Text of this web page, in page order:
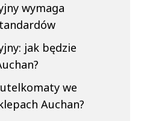
wymaga
jak będzie
we
Auchan?